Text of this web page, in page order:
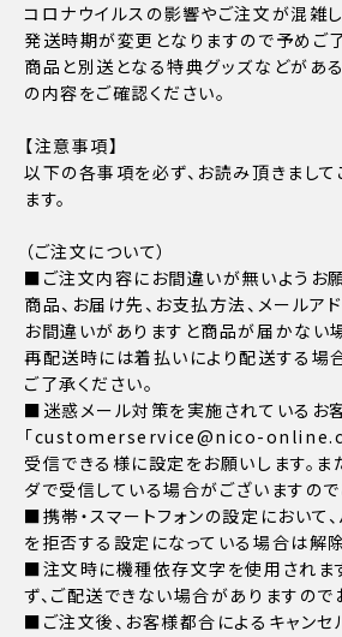
コロナウイルスの影響やご注文が混雑
発送時期が変更となりますので予めご了
商品と別送となる特典グッズなどがあ
の内容をご確認ください。
【注意事項】
以下の各事項を必ず、お読み頂きまし
ます。
（ご注文について）
■ご注文内容にお間違いが無いようお願
商品、お届け先、お支払方法、メールア
お間違いがありますと商品が届かない
再配送時には着払いにより配送する場
ご了承ください。
■迷惑メール対策を実施されているお
「customerservice@nico-
受信できる様に設定をお願いします。ま
ダで受信している場合がございますので
■携帯・スマートフォンの設定において
を拒否する設定になっている場合は解
■注文時に機種依存文字を使用されま
ず、ご配送できない場合がありますので
■ご注文後、お客様都合によるキャンセ